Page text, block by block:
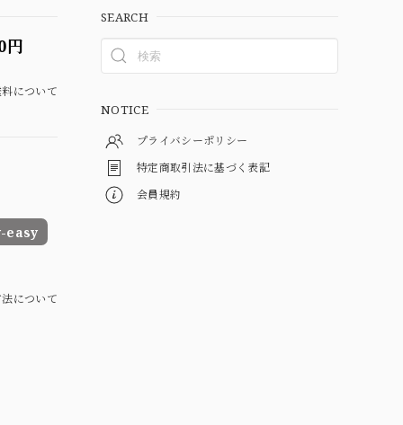
円
について
easy
について
SEARCH
NOTICE
プライバシーポリシー
特定商取引法に基づく表記
会員規約